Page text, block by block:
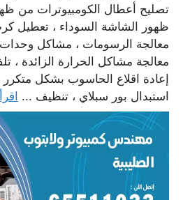
تصليح أعطال الكومبيوترات من
ظهور الشاشة السوداء ، تعطيل
معالجة الرسومات ، مشاكل وحدات
معالجة مشاكل الحرارة الزائدة ،
إعادة اقلاع الحاسوب بشكل متكرر
استبدال بور سبلاي ، تنظيف ...